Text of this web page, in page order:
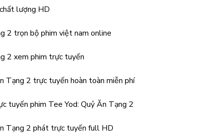
lượng HD
2 trọn bộ phim việt nam online
2 xem phim trực tuyến
Tạng 2 trực tuyến hoàn toàn miễn phí
tuyến phim Tee Yod: Quỷ Ăn Tạng 2
Tạng 2 phát trực tuyến full HD